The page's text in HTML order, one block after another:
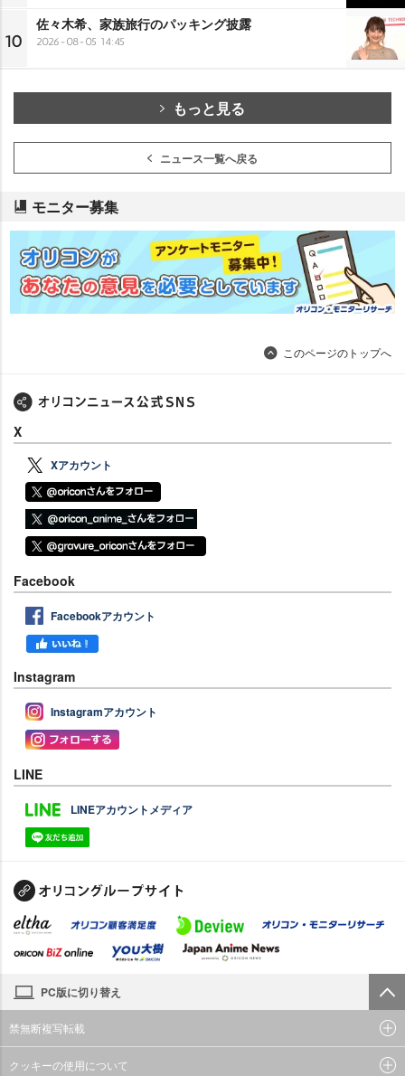
10
佐々木希、家族旅行のパッキング披露
2026-08-05 14:45
もっと見る
ニュース一覧へ戻る
モニター募集
このページのトップへ
X
Xアカウント
Facebook
Facebookアカウント
Instagram
Instagramアカウント
LINE
LINEアカウントメディア
PC版に切り替え
禁無断複写転載
クッキーの使用について